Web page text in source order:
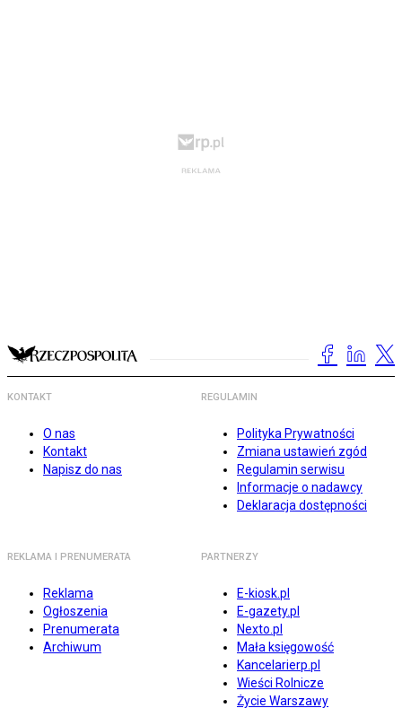
KONTAKT
O nas
Kontakt
Napisz do nas
REGULAMIN
Polityka Prywatności
Zmiana ustawień zgód
Regulamin serwisu
Informacje o nadawcy
Deklaracja dostępności
REKLAMA I PRENUMERATA
Reklama
Ogłoszenia
Prenumerata
Archiwum
PARTNERZY
E-kiosk.pl
E-gazety.pl
Nexto.pl
Mała księgowość
Kancelarierp.pl
Wieści Rolnicze
Życie Warszawy